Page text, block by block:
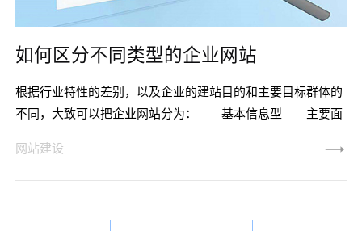
如何区分不同类型的企业网站
根据行业特性的差别，以及企业的建站目的和主要目标群体的
不同，大致可以把企业网站分为： 基本信息型 主要面
帮助树立企业形象为主；也可以适当提供行业内的新闻或者知
识信息。这种类型网站通常也被形象的比喻为企业的"WEB
（服务）的消费群体，以宣传企业的核心品牌形象或者主要产
网站建设